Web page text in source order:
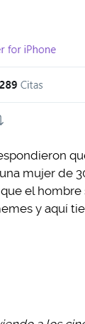
mujer de
el
y aquí